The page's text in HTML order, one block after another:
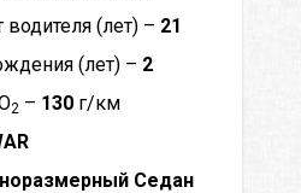
водителя (лет) – 21
(лет) – 2
2 – 130 г/км
Седан